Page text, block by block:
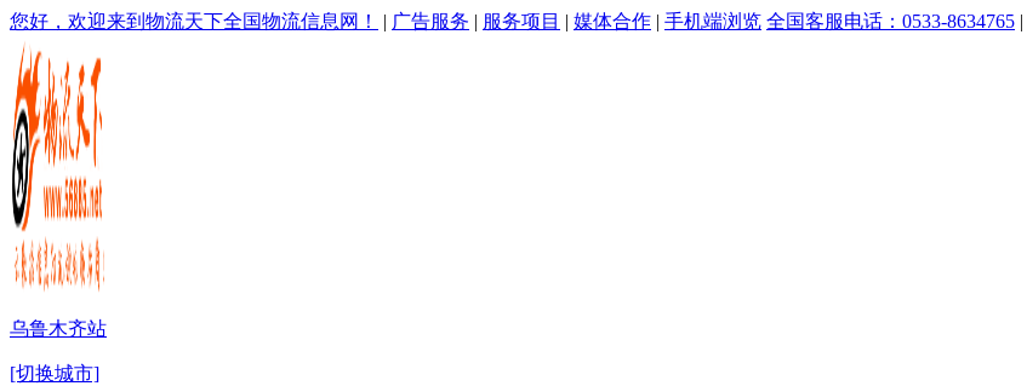
您好，欢迎来到物流天下全国物流信息网！ | 广告服务 | 服务项目 | 媒体合作 | 手机端浏览 全国客服电话：0533-8634765 |
乌鲁木齐站
[切换城市]